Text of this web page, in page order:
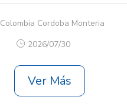
Colombia Cordoba Monteria
2026/07/30
Ver Más